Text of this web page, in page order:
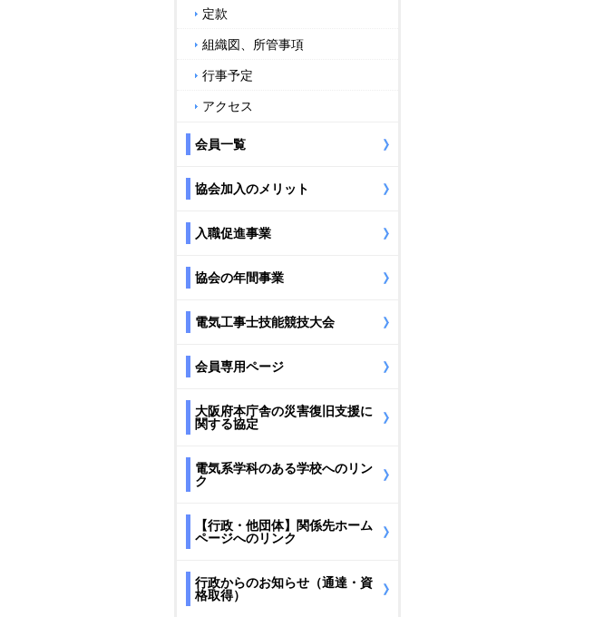
定款
組織図、所管事項
行事予定
アクセス
会員一覧
協会加入のメリット
入職促進事業
協会の年間事業
電気工事士技能競技大会
会員専用ページ
大阪府本庁舎の災害復旧支援に
関する協定
電気系学科のある学校へのリン
ク
【行政・他団体】関係先ホーム
ページへのリンク
行政からのお知らせ（通達・資
格取得）